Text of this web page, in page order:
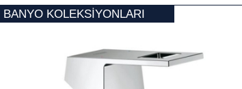
BANYO KOLEKSİYONLARI